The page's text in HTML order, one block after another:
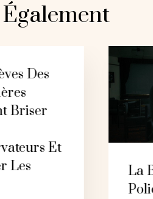
Des
Briser
Et
Les
La